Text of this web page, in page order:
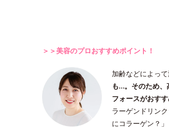
＞＞美容のプロおすすめポイント！
加齢などによっ
も…。そのため、
フォースがおす
ラーゲンドリン
にコラーゲン？